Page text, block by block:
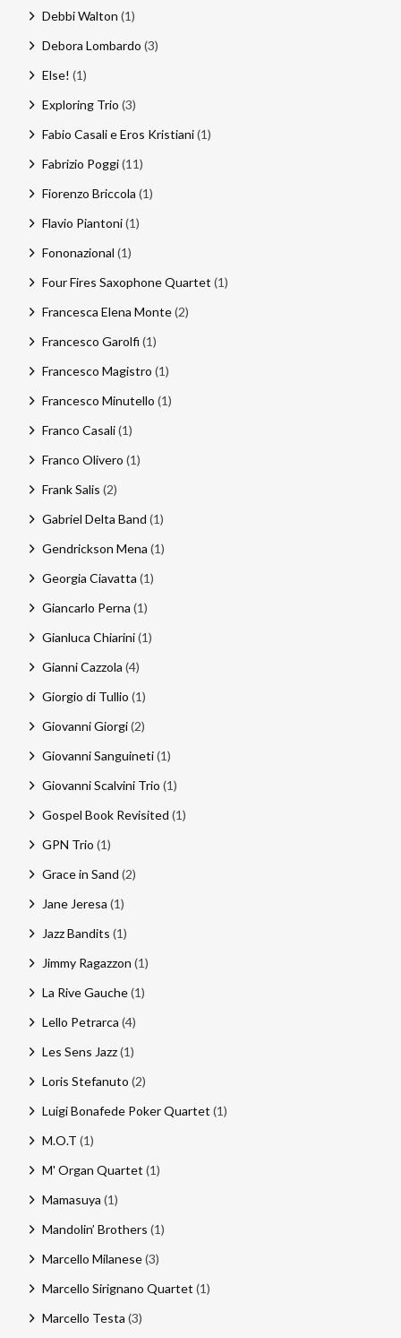
Debbi Walton (1)
Debora Lombardo (3)
Else! (1)
Exploring Trio (3)
Fabio Casali e Eros Kristiani(1)
Fabrizio Poggi(11)
Fiorenzo Briccola (1)
Flavio Piantoni(1)
Fononazional (1)
Four Fires Saxophone Quartet (1)
Francesca Elena Monte(2)
Francesco Garolfi (1)
Francesco Magistro (1)
Francesco Minutello (1)
Franco Casali(1)
Franco Olivero (1)
Frank Salis (2)
Gabriel Delta Band (1)
Gendrickson Mena (1)
Georgia Ciavatta (1)
Giancarlo Perna (1)
Gianluca Chiarini(1)
Gianni Cazzola (4)
Giorgio di Tullio (1)
Giovanni Giorgi(2)
Giovanni Sanguineti(1)
Giovanni Scalvini Trio (1)
Gospel Book Revisited (1)
GPN Trio (1)
Grace in Sand (2)
Jane Jeresa (1)
Jazz Bandits (1)
Jimmy Ragazzon (1)
La Rive Gauche(1)
Lello Petrarca (4)
Les Sens Jazz(1)
Loris Stefanuto (2)
Luigi Bonafede Poker Quartet (1)
M.O.T (1)
M' Organ Quartet (1)
Mamasuya (1)
Mandolin’ Brothers (1)
Marcello Milanese(3)
Marcello Sirignano Quartet (1)
Marcello Testa (3)